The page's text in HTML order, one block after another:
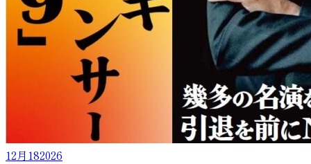
12月182026